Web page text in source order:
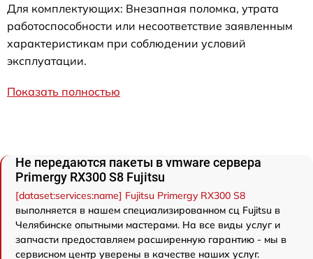
Для комплектующих: Внезапная поломка, утрата
работоспособности или несоответствие заявленным
характеристикам при соблюдении условий
эксплуатации.
Показать полностью
Не передаются пакеты в vmware сервера
Primergy RX300 S8 Fujitsu
[dataset:services:name] Fujitsu Primergy RX300 S8
выполняется в нашем специализированном сц Fujitsu в
Челябинске опытными мастерами. На все виды услуг и
запчасти предоставляем расширенную гарантию - мы в
сервисном центр уверены в качестве наших услуг.